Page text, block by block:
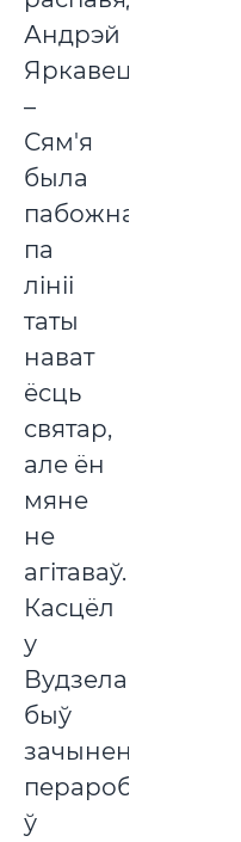
Андрэй
Яркавец.
–
Сям'я
была
пабожная,
па
лініі
таты
нават
ёсць
святар,
але ён
мяне
не
агітаваў.
Касцёл
у
Вудзела
быў
зачынены,
перароблены
ў